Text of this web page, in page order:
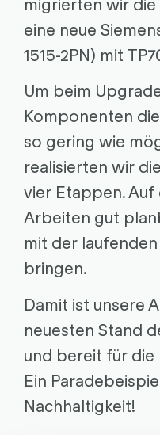
eine neue
1515-2PN) mit
Um beim
Komponenten
so gering wie
realisierten wir
vier Etappen. Auf
Arbeiten gut
mit der
bringen.
Damit ist unsere
neuesten Stand
und bereit für die
Ein
Nachhaltigkeit!